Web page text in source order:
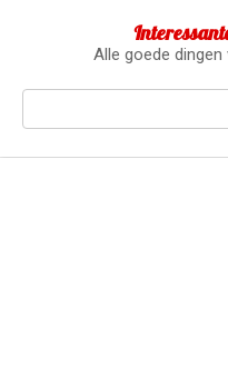
Alle goede